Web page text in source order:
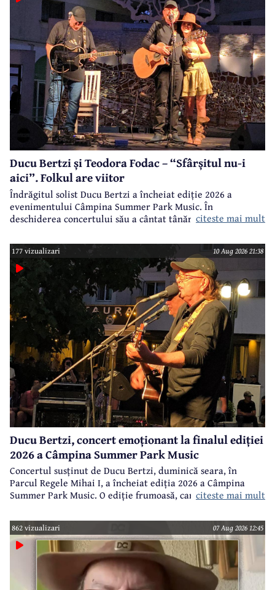
Ducu Bertzi și Teodora Fodac – “Sfârșitul nu-i
aici”. Folkul are viitor
Îndrăgitul solist Ducu Bertzi a încheiat ediție 2026 a
evenimentului Câmpina Summer Park Music. În
deschiderea concertului său a cântat tânăra câmpineancă
citeste mai mult
177 vizualizari 10 Aug 2026 21:38
Ducu Bertzi, concert emoționant la finalul ediției
2026 a Câmpina Summer Park Music
Concertul susținut de Ducu Bertzi, duminică seara, în
Parcul Regele Mihai I, a încheiat ediția 2026 a Câmpina
Summer Park Music. O ediție frumoasă, care a reunit mii de
citeste mai mult
862 vizualizari 07 Aug 2026 12:45